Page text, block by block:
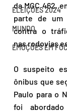
ELEIÇÕES 2024
MUNDO
EMOÇÕES EM
da MGC 462,
parte de um
contra o
nas rodovias
O suspeito
ônibus que
Paulo para o
foi